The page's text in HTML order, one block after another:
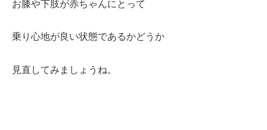
お膝や下肢が赤ちゃんにとって
乗り心地が良い状態であるかどうか
見直してみましょうね。